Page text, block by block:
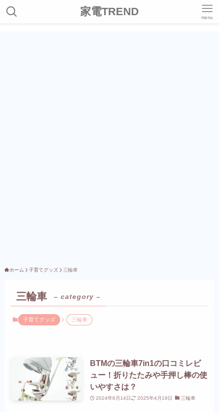
家電TREND menu
ホーム 子育てグッズ 三輪車
三輪車 – category –
子育てグッズ 三輪車
BTMの三輪車7in1の口コミレビ
ュー！折りたたみや手押し棒の使
いやすさは？
2024年6月14日 2025年4月19日 三輪車